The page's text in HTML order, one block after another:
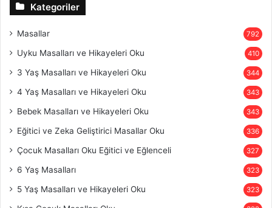
Kategoriler
Masallar 792
Uyku Masalları ve Hikayeleri Oku 410
3 Yaş Masalları ve Hikayeleri Oku 344
4 Yaş Masalları ve Hikayeleri Oku 343
Bebek Masalları ve Hikayeleri Oku 343
Eğitici ve Zeka Geliştirici Masallar Oku 336
Çocuk Masalları Oku Eğitici ve Eğlenceli 327
6 Yaş Masalları 323
5 Yaş Masalları ve Hikayeleri Oku 323